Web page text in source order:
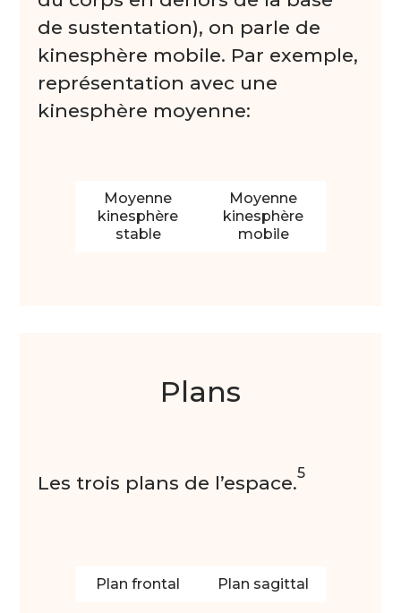
de sustentation), on parle de
kinesphère mobile. Par exemple,
représentation avec une
kinesphère moyenne:
Moyenne
kinesphère
stable
Moyenne
kinesphère
mobile
Plans
Les trois plans de l’espace.5
Plan frontal Plan sagittal